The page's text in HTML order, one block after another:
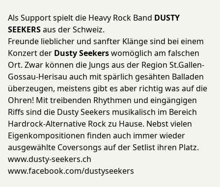
Als Support spielt die Heavy Rock Band DUSTY
SEEKERSaus der Schweiz.
Freunde lieblicher und sanfter Klänge sind bei einem
Konzert der Dusty Seekerswomöglich am falschen
Ort. Zwar können die Jungs aus der Region St.Gallen-
Gossau-Herisau auch mit spärlich gesähten Balladen
überzeugen, meistens gibt es aber richtig was auf die
Ohren! Mit treibenden Rhythmen und eingängigen
Riffs sind die Dusty Seekers musikalisch im Bereich
Hardrock-Alternative Rock zu Hause. Nebst vielen
Eigenkompositionen finden auch immer wieder
ausgewählte Coversongs auf der Setlist ihren Platz.
www.dusty-seekers.ch
www.facebook.com/dustyseekers